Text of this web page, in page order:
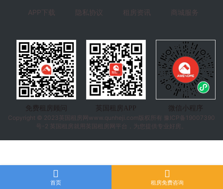
APP下载 隐私协议 租房资讯 商城服务
免费租房顾问 英国租房APP
微信小程序
Copyright © 2023 英国租房 网www.qunheji.com版权所有
豫ICP备19007390
号-2 英国租房就用英国租房网平台，为您提供专业好房。
首页 租房免费咨询